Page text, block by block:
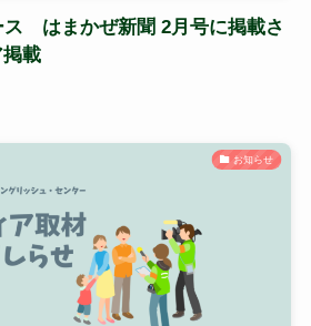
ス はまかぜ新聞 2月号に掲載さ
載
お知らせ